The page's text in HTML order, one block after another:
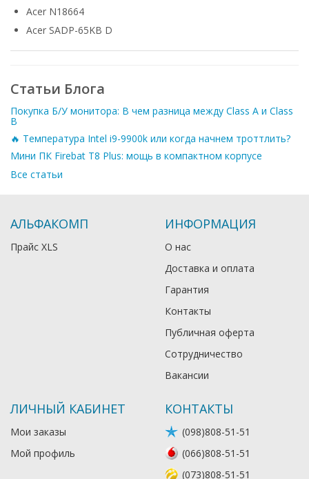
Acer N18664
Acer SADP-65KB D
Статьи Блога
Покупка Б/У монитора: В чем разница между Class A и Class
B
🔥 Температура Intel i9-9900k или когда начнем троттлить?
Мини ПК Firebat T8 Plus: мощь в компактном корпусе
Все статьи
АЛЬФАКОМП
Прайс XLS
ИНФОРМАЦИЯ
О нас
Доставка и оплата
Гарантия
Контакты
Публичная оферта
Сотрудничество
Вакансии
ЛИЧНЫЙ КАБИНЕТ
Мои заказы
Мой профиль
КОНТАКТЫ
(098)808-51-51
(066)808-51-51
(073)808-51-51